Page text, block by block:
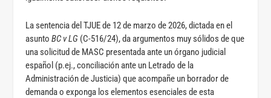
La sentencia del TJUE de 12 de marzo de 2026, dictada en el
asuntoBC v LG (C-516/24), da argumentos muy sólidos de que
una solicitud de MASC presentada ante un órgano judicial
español (p.ej., conciliación ante un Letrado de la
Administración de Justicia) que acompañe un borrador de
demanda o exponga los elementos esenciales de esta